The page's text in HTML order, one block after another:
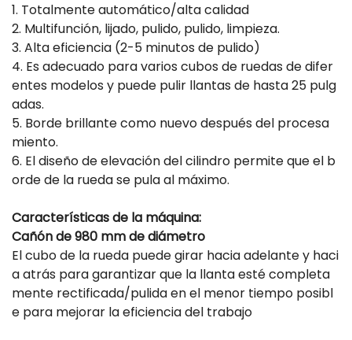
1. Totalmente automático/alta calidad
2. Multifunción, lijado, pulido, pulido, limpieza.
3. Alta eficiencia (2-5 minutos de pulido)
4. Es adecuado para varios cubos de ruedas de difer
entes modelos y puede pulir llantas de hasta 25 pulg
adas.
5. Borde brillante como nuevo después del procesa
miento.
6. El diseño de elevación del cilindro permite que el b
orde de la rueda se pula al máximo.
Características de la máquina:
Cañón de 980 mm de diámetro
El cubo de la rueda puede girar hacia adelante y haci
a atrás para garantizar que la llanta esté completa
mente rectificada/pulida en el menor tiempo posibl
e para mejorar la eficiencia del trabajo